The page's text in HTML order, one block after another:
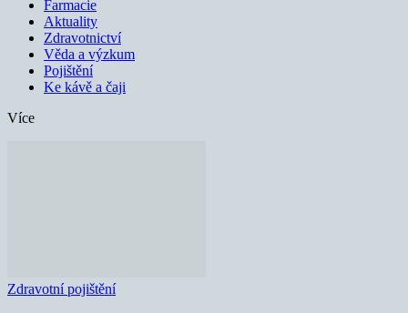
Farmacie
Aktuality
Zdravotnictví
Věda a výzkum
Pojištění
Ke kávě a čaji
Více
Zdravotní pojištění